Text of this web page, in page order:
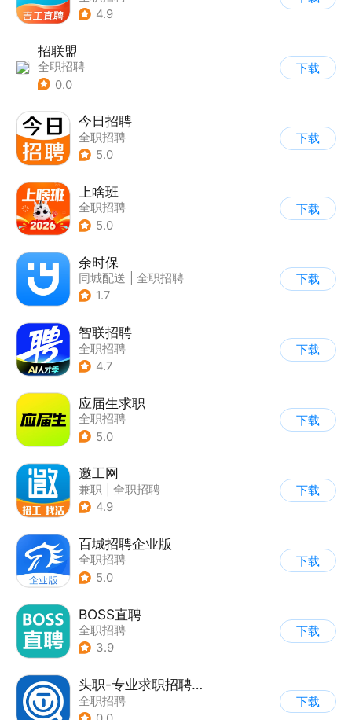
4.9
招联盟
全职招聘
0.0
下载
今日招聘
全职招聘
5.0
下载
上啥班
全职招聘
5.0
下载
余时保
同城配送
全职招聘
1.7
下载
智联招聘
全职招聘
4.7
下载
应届生求职
全职招聘
5.0
下载
邀工网
兼职
全职招聘
4.9
下载
百城招聘企业版
全职招聘
5.0
下载
BOSS直聘
全职招聘
3.9
下载
头职-专业求职招聘平台
全职招聘
下载